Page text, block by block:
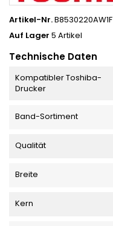
Artikel-Nr.B8530220AW1F
Auf Lager 5 Artikel
Technische Daten
Kompatibler Toshiba-
Drucker
Band-Sortiment
Qualität
Breite
Kern